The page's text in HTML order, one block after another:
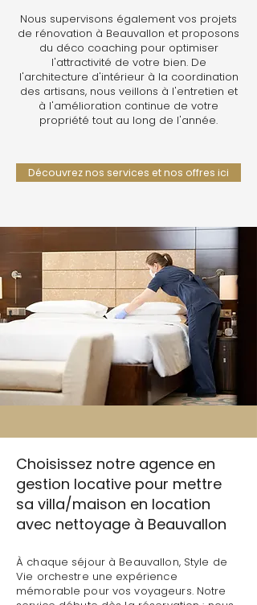
Nous supervisons également vos projets
de rénovation à Beauvallon et proposons
du déco coaching pour optimiser
l'attractivité de votre bien. De
l'architecture d'intérieur à la coordination
des artisans, nous veillons à l'entretien et
à l'amélioration continue de votre
propriété tout au long de l'année.
Découvrez nos services et nos offres ici
Choisissez notre agence en
gestion locative pour mettre
sa villa/maison en location
avec nettoyage à Beauvallon
À chaque séjour à Beauvallon, Style de
Vie orchestre une expérience
mémorable pour vos voyageurs. Notre